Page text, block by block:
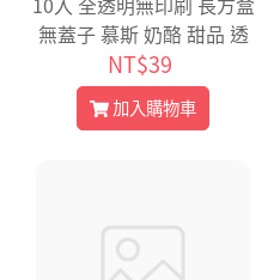
無蓋子 慕斯 奶酪 甜品 透
明杯 塑膠 免洗餐具 烘焙用
甜點 D9845
NT$39
加入購物車